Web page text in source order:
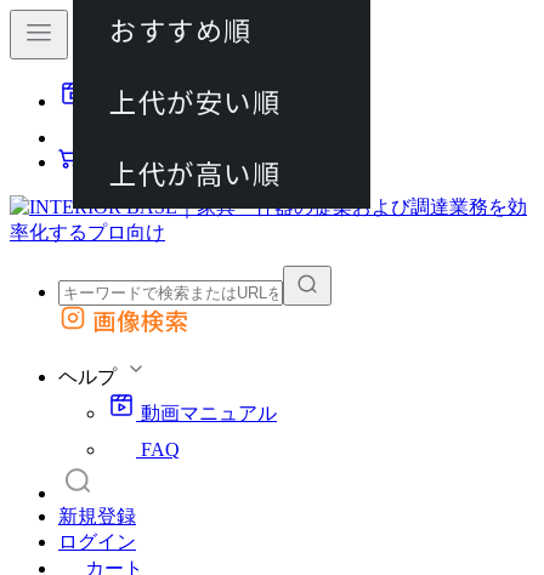
動画マニュアル
カート
外部サイトの商品をカートに追加
画像検索
ヘルプ
動画マニュアル
FAQ
新規登録
ログイン
カート
おすすめ順
上代が安い順
上代が高い順